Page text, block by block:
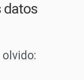
datos